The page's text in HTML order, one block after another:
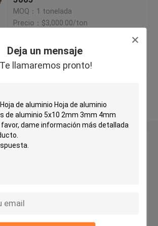
Deja un mensaje
llamaremos pronto!
inoxidable
inoxidable
inoxidable
inoxidable
inoxidable
MOQ：1 tonelada
Precio：$3,000.00/ton
precio Contacto
Vea más
Deja un mensaje